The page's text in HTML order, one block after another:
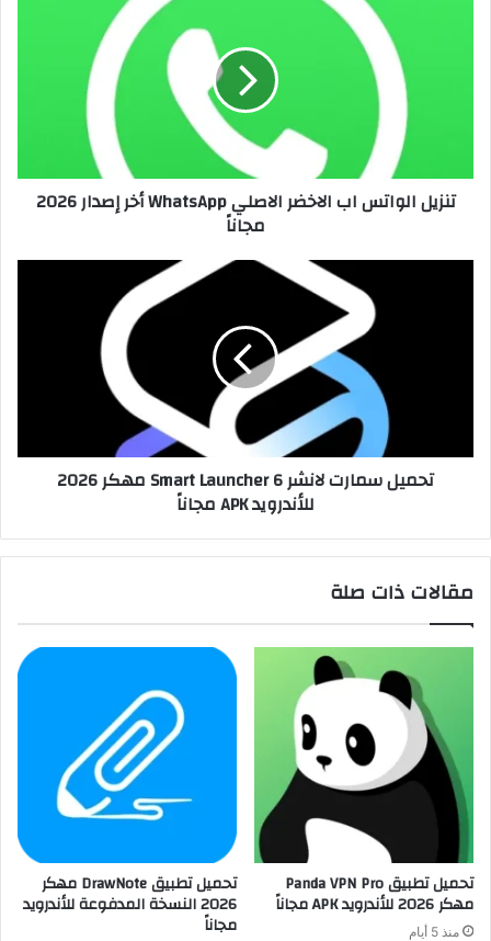
تنزيل الواتس اب الاخضر الاصلي WhatsApp أخر إصدار 2026
مجاناً
تحميل سمارت لانشر Smart Launcher 6 مهكر 2026
للأندرويد APK مجاناً
مقالات ذات صلة
تحميل تطبيق Panda VPN Pro
مهكر 2026 للأندرويد APK مجاناً
منذ 5 أيام
تحميل تطبيق DrawNote مهكر
2026 النسخة المدفوعة للأندرويد
مجاناً